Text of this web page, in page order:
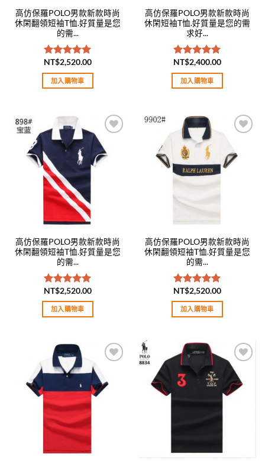
高仿保羅POLO男款新款時尚
休閑翻領短袖T恤.好質量是您
的需...
評分5.00
滿分 5
NT$2,520.00
加入購物車
高仿保羅POLO男款新款時尚
休閑短袖T恤.好質量是您的需
求好...
評分5.00
滿分 5
NT$2,400.00
加入購物車
Add to
wishlist
高仿保羅POLO男款新款時尚
休閑翻領短袖T恤.好質量是您
的需...
評分5.00
滿分 5
NT$2,520.00
加入購物車
wishlist
高仿保羅POLO男款新款時尚
休閑翻領短袖T恤.好質量是您
的需...
評分5.00
滿分 5
NT$2,520.00
加入購物車
wishlist
Add to
wishlist